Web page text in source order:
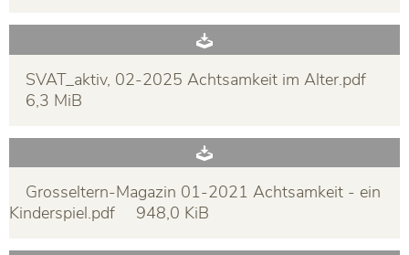
SVAT_aktiv, 02-2025 Achtsamkeit im Alter.pdf
6,3 MiB
Grosseltern-Magazin 01-2021 Achtsamkeit - ein
Kinderspiel.pdf
948,0 KiB